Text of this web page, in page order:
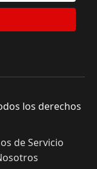
los derechos
de Servicio